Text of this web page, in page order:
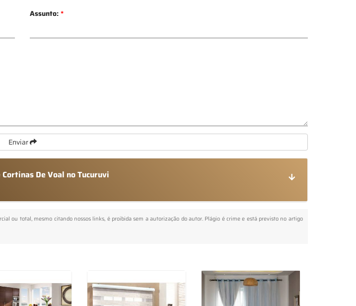
Assunto:*
Enviar
De Voal no Tucuruvi
ou total, mesmo citando nossos links, é proibida sem a autorização do autor. Plágio é crime e está previsto no artigo